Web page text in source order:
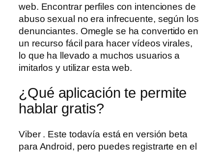
web. Encontrar perfiles con intenciones de
abuso sexual no era infrecuente, según los
denunciantes. Omegle se ha convertido en
un recurso fácil para hacer vídeos virales,
lo que ha llevado a muchos usuarios a
imitarlos y utilizar esta web.
¿Qué aplicación te permite
hablar gratis?
Viber . Este todavía está en versión beta
para Android, pero puedes registrarte en el